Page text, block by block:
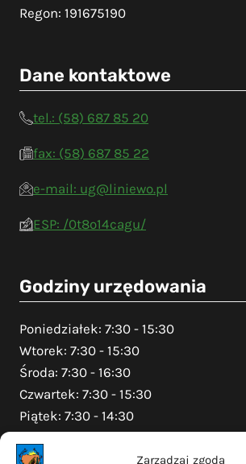
Zarządzaj zgodą
Regon: 191675190
Dane kontaktowe
tel.: (58) 687 85 20
fax: (58) 687 85 22
e-mail: ug@liniewo.pl
ESP: /0t8o14cagu/
Godziny urzędowania
Poniedziałek: 7:30 - 15:30
Wtorek: 7:30 - 15:30
Środa: 7:30 - 16:30
Czwartek: 7:30 - 15:30
Piątek: 7:30 - 14:30